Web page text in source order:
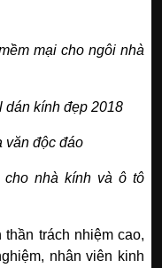
mại cho ngôi nhà
dán kính đẹp 2018
văn độc đáo
cho nhà kính và ô tô
trách nhiệm cao,
nhân viên kinh